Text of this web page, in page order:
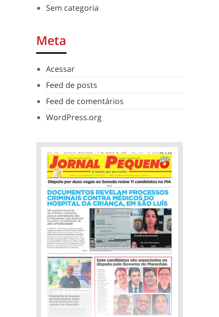
Sem categoria
Meta
Acessar
Feed de posts
Feed de comentários
WordPress.org